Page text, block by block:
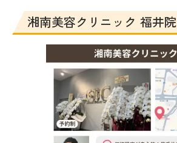
湘南美容クリニック 福井院